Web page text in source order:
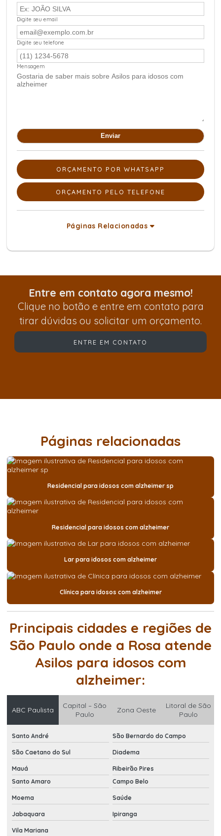
Digite seu email
Digite seu telefone
Mensagem
ORÇAMENTO POR WHATSAPP
ORÇAMENTO PELO TELEFONE
Páginas Relacionadas
Entre em contato agora mesmo!
Clique no botão e entre em contato para
tirar dúvidas ou solicitar um orçamento.
ENTRE EM CONTATO
Páginas relacionadas
Residencial para idosos com alzheimer sp
Residencial para idosos com alzheimer
Lar para idosos com alzheimer
Clínica para idosos com alzheimer
Principais cidades e regiões de
São Paulo onde a Rosa atende
Asilos para idosos com
alzheimer:
ABC Paulista
Capital – São
Paulo
Zona Oeste
Litoral de São
Paulo
Santo André São Bernardo do Campo
São Caetano do Sul Diadema
Mauá
Ribeirão Pires
Santo Amaro
Campo Belo
Moema Saúde
Jabaquara Ipiranga
Vila Mariana